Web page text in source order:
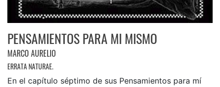
PENSAMIENTOS PARA MI MISMO
MARCO AURELIO
ERRATA NATURAE.
En el capítulo séptimo de sus Pensamientos para mí